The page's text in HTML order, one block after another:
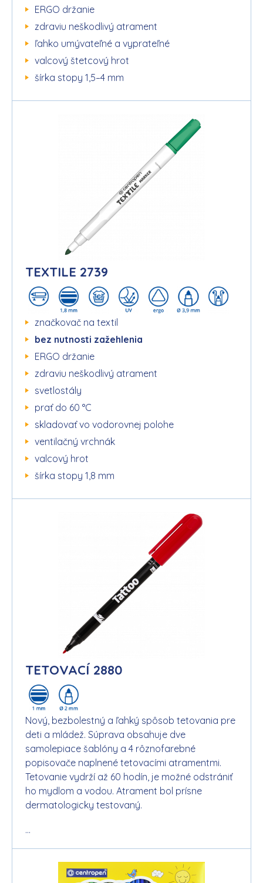
ERGO držanie
zdraviu neškodlivý atrament
ľahko umývateľné a vyprateľné
valcový štetcový hrot
šírka stopy 1,5–4 mm
TEXTILE 2739
značkovač na textil
bez nutnosti zažehlenia
ERGO držanie
zdraviu neškodlivý atrament
svetlostály
prať do 60 °C
skladovať vo vodorovnej polohe
ventilačný vrchnák
valcový hrot
šírka stopy 1,8 mm
TETOVACÍ 2880
Nový, bezbolestný a ľahký spôsob tetovania pre
deti a mládež. Súprava obsahuje dve
samolepiace šablóny a 4 rôznofarebné
popisovače naplnené tetovacími atramentmi.
Tetovanie vydrží až 60 hodín, je možné odstrániť
ho mydlom a vodou. Atrament bol prísne
dermatologicky testovaný.
...